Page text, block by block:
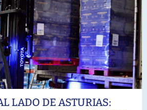
LADO DE ASTURIAS: